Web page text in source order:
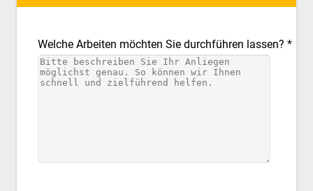
Welche Arbeiten möchten Sie durchführen lassen? *